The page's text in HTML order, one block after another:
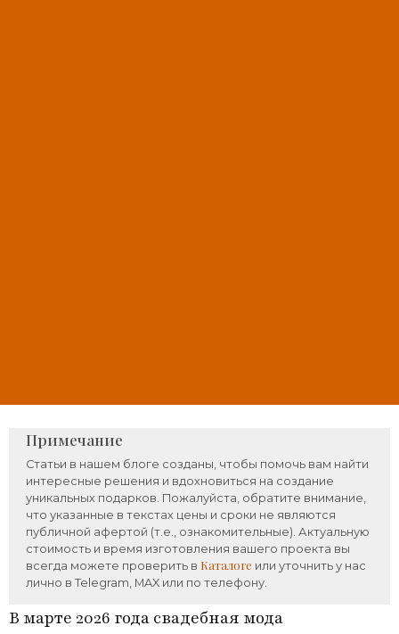
Примечание
Статьи в нашем блоге созданы, чтобы помочь вам найти
интересные решения и вдохновиться на создание
уникальных подарков. Пожалуйста, обратите внимание,
что указанные в текстах цены и сроки не являются
публичной афертой (т.е., ознакомительные). Актуальную
стоимость и время изготовления вашего проекта вы
всегда можете проверить в Каталоге или уточнить у нас
лично в Telegram, MAX или по телефону.
В марте 2026 года свадебная мода